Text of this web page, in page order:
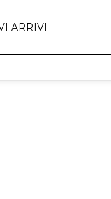
ARRIVI